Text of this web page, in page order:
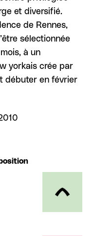
et diversifié.
de Rennes,
sélectionnée
à un
yorkais crée par
débuter en février